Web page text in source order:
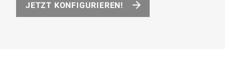
JETZT KONFIGURIEREN!